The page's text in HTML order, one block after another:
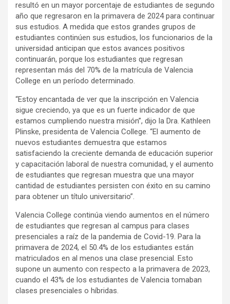
resultó en un mayor porcentaje de estudiantes de segundo
año que regresaron en la primavera de 2024 para continuar
sus estudios. A medida que estos grandes grupos de
estudiantes continúen sus estudios, los funcionarios de la
universidad anticipan que estos avances positivos
continuarán, porque los estudiantes que regresan
representan más del 70% de la matrícula de Valencia
College en un período determinado.
“Estoy encantada de ver que la inscripción en Valencia
sigue creciendo, ya que es un fuerte indicador de que
estamos cumpliendo nuestra misión”, dijo la Dra. Kathleen
Plinske, presidenta de Valencia College. “El aumento de
nuevos estudiantes demuestra que estamos
satisfaciendo la creciente demanda de educación superior
y capacitación laboral de nuestra comunidad, y el aumento
de estudiantes que regresan muestra que una mayor
cantidad de estudiantes persisten con éxito en su camino
para obtener un título universitario”.
Valencia College continúa viendo aumentos en el número
de estudiantes que regresan al campus para clases
presenciales a raíz de la pandemia de Covid-19. Para la
primavera de 2024, el 50.4% de los estudiantes están
matriculados en al menos una clase presencial. Esto
supone un aumento con respecto a la primavera de 2023,
cuando el 43% de los estudiantes de Valencia tomaban
clases presenciales o híbridas.